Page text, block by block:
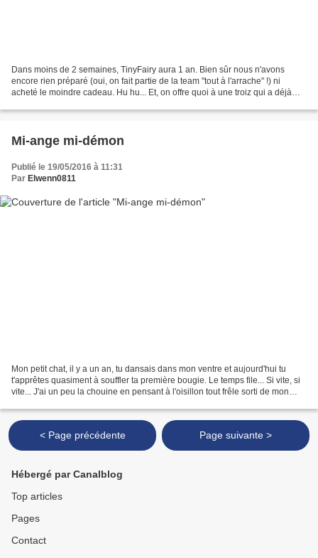
Dans moins de 2 semaines, TinyFairy aura 1 an. Bien sûr nous n'avons
encore rien préparé (oui, on fait partie de la team "tout à l'arrache" !) ni
acheté le moindre cadeau. Hu hu... Et, on offre quoi à une troiz qui a déjà
Mi-ange mi-démon
Publié le 19/05/2016 à 11:31
Par Elwenn0811
Mon petit chat, il y a un an, tu dansais dans mon ventre et aujourd'hui tu
t'apprêtes quasiment à souffler ta première bougie. Le temps file... Si vite, si
vite... J'ai un peu la chouine en pensant à l'oisillon tout frêle sorti de mon
< Page précédente Page suivante >
Hébergé par Canalblog
Top articles
Pages
Contact